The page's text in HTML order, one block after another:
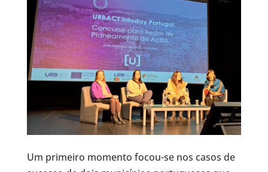
Um primeiro momento focou-se nos casos de